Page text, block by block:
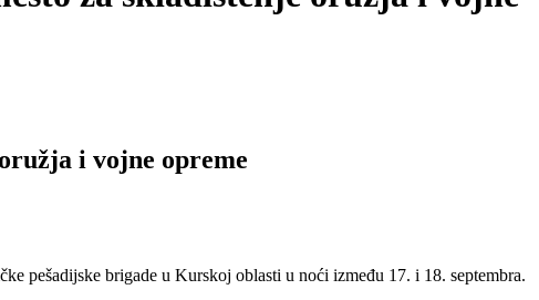
i vojne opreme
pešadijske brigade u Kurskoj oblasti u noći između 17. i 18. septembra.